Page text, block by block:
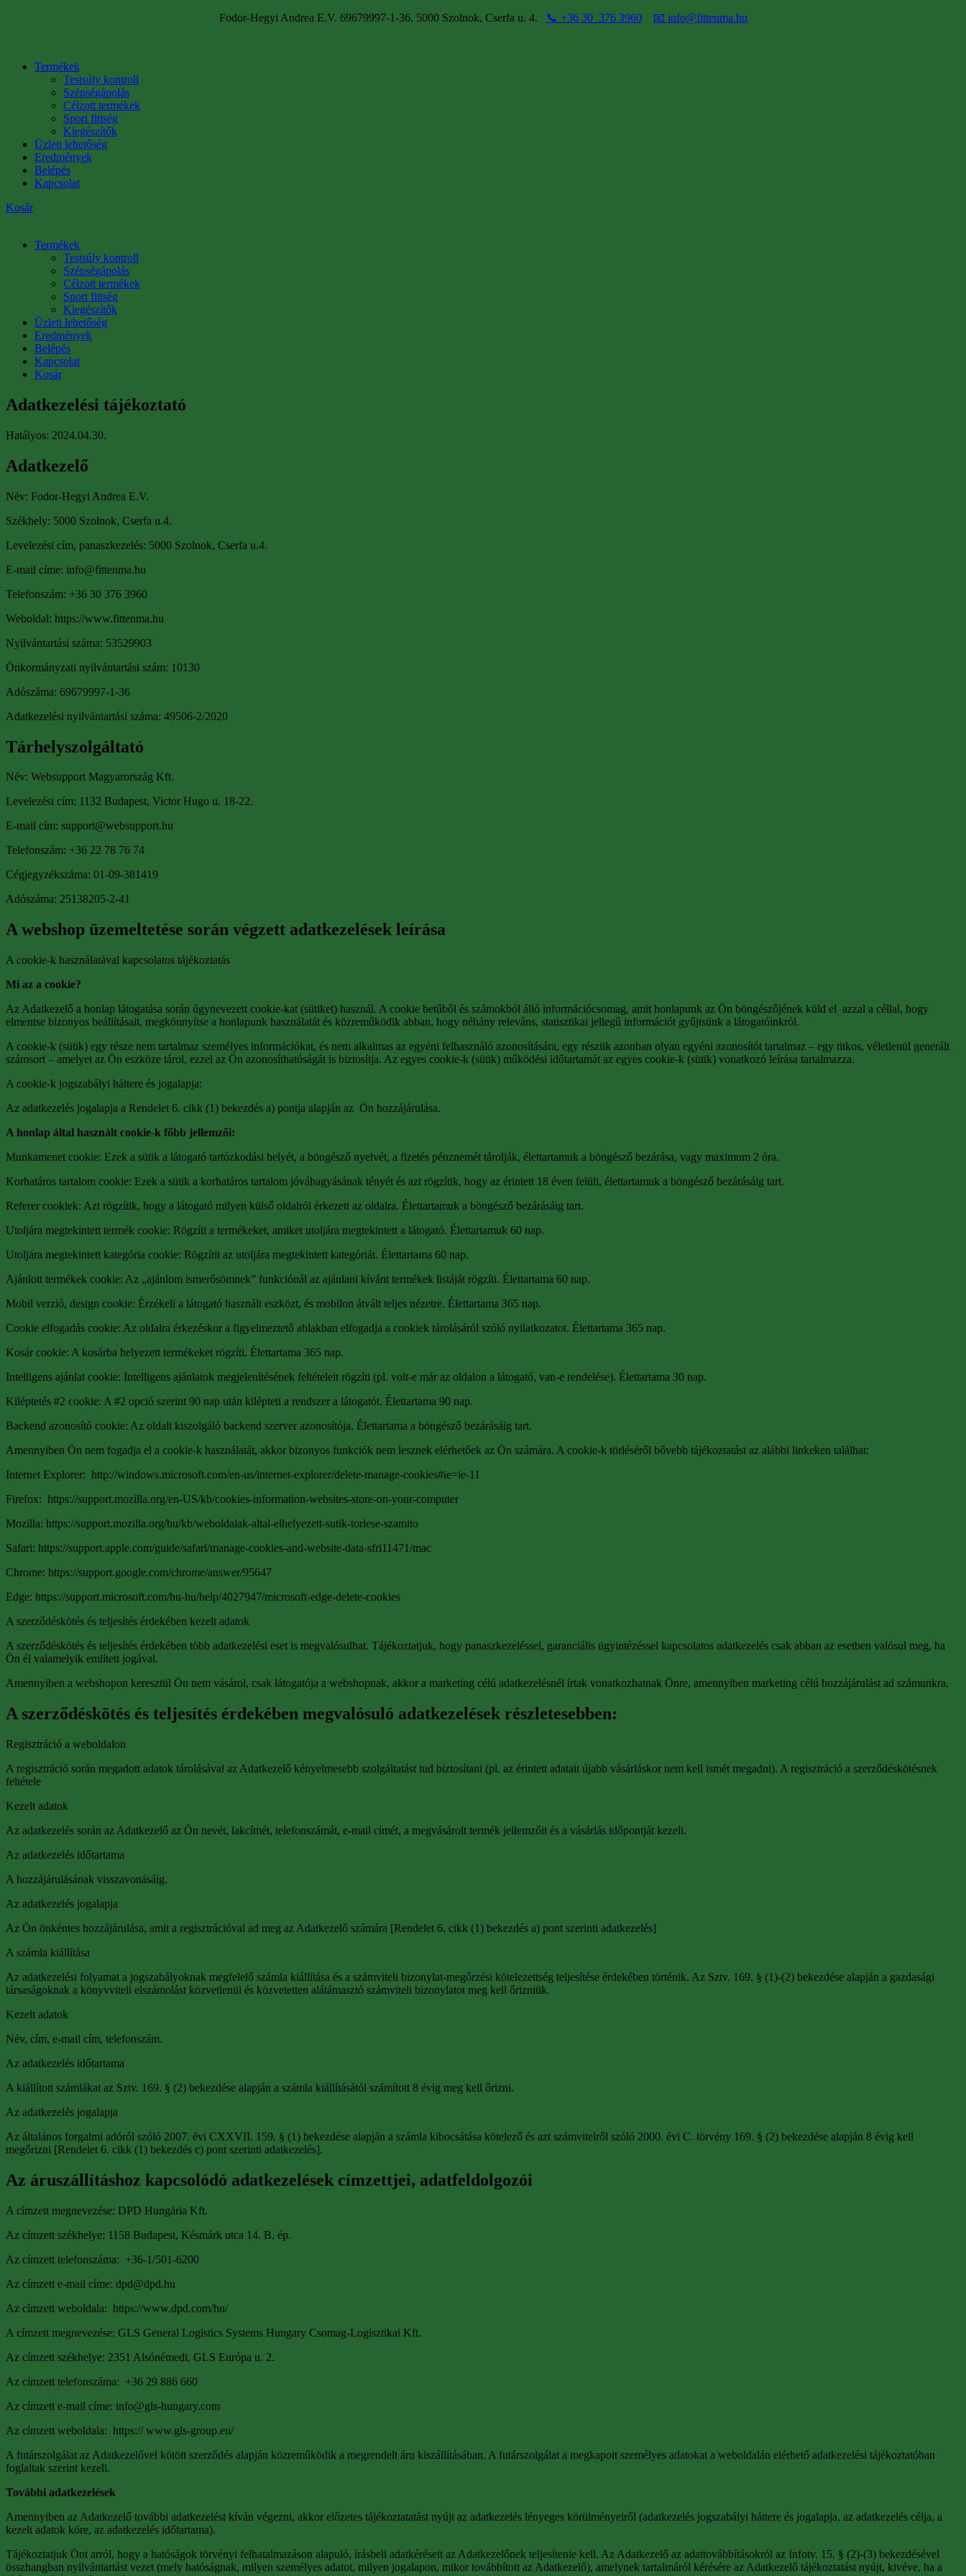
Fodor-Hegyi Andrea E.V. 69679997-1-36. 5000 Szolnok, Cserfa u. 4. 📞 +36 30 376 3960 📧 info@fittenma.hu
Termékek
Testsúly kontroll
Szépségápolás
Célzott termékek
Sport fittség
Kiegészítők
Üzleti lehetőség
Eredmények
Belépés
Kapcsolat
Kosár
Termékek
Testsúly kontroll
Szépségápolás
Célzott termékek
Sport fittség
Kiegészítők
Üzleti lehetőség
Eredmények
Belépés
Kapcsolat
Kosár
Adatkezelési tájékoztató
Hatályos: 2024.04.30.
Adatkezelő
Név: Fodor-Hegyi Andrea E.V.
Székhely: 5000 Szolnok, Cserfa u.4.
Levelezési cím, panaszkezelés: 5000 Szolnok, Cserfa u.4.
E-mail címe: info@fittenma.hu
Telefonszám: +36 30 376 3960
Weboldal: https://www.fittenma.hu
Nyilvántartási száma: 53529903
Önkormányzati nyilvántartási szám: 10130
Adószáma: 69679997-1-36
Adatkezelési nyilvántartási száma: 49506-2/2020
Tárhelyszolgáltató
Név: Websupport Magyarország Kft.
Levelezési cím: 1132 Budapest, Victor Hugo u. 18-22.
E-mail cím: support@websupport.hu
Telefonszám: +36 22 78 76 74
Cégjegyzékszáma: 01-09-381419
Adószáma: 25138205-2-41
A webshop üzemeltetése során végzett adatkezelések leírása
A cookie-k használatával kapcsolatos tájékoztatás
Mi az a cookie?
Az Adatkezelő a honlap látogatása során úgynevezett cookie-kat (sütiket) használ. A cookie betűből és számokból álló információcsomag, amit honlapunk az Ön böngészőjének küld el azzal a céllal, hogy
elmentse bizonyos beállításait, megkönnyítse a honlapunk használatát és közreműködik abban, hogy néhány releváns, statisztikai jellegű információt gyűjtsünk a látogatóinkról.
A cookie-k (sütik) egy része nem tartalmaz személyes információkat, és nem alkalmas az egyéni felhasználó azonosítására, egy részük azonban olyan egyéni azonosítót tartalmaz – egy titkos, véletlenül generált
számsort – amelyet az Ön eszköze tárol, ezzel az Ön azonosíthatóságát is biztosítja. Az egyes cookie-k (sütik) működési időtartamát az egyes cookie-k (sütik) vonatkozó leírása tartalmazza.
A cookie-k jogszabályi háttere és jogalapja:
Az adatkezelés jogalapja a Rendelet 6. cikk (1) bekezdés a) pontja alapján az Ön hozzájárulása.
A honlap által használt cookie-k főbb jellemzői:
Munkamenet cookie: Ezek a sütik a látogató tartózkodási helyét, a böngésző nyelvét, a fizetés pénznemét tárolják, élettartamuk a böngésző bezárása, vagy maximum 2 óra.
Korhatáros tartalom cookie: Ezek a sütik a korhatáros tartalom jóváhagyásának tényét és azt rögzítik, hogy az érintett 18 éven felüli, élettartamuk a böngésző bezárásáig tart.
Referer cookiek: Azt rögzítik, hogy a látogató milyen külső oldalról érkezett az oldalra. Élettartamuk a böngésző bezárásáig tart.
Utoljára megtekintett termék cookie: Rögzíti a termékeket, amiket utoljára megtekintett a látogató. Élettartamuk 60 nap.
Utoljára megtekintett kategória cookie: Rögzítit az utoljára megtekintett kategóriát. Élettartama 60 nap.
Ajánlott termékek cookie: Az „ajánlom ismerősömnek” funkciónál az ajánlani kívánt termékek listáját rögzíti. Élettartama 60 nap.
Mobil verzió, design cookie: Érzékeli a látogató használt eszközt, és mobilon átvált teljes nézetre. Élettartama 365 nap.
Cookie elfogadás cookie: Az oldalra érkezéskor a figyelmeztető ablakban elfogadja a cookiek tárolásáról szóló nyilatkozatot. Élettartama 365 nap.
Kosár cookie: A kosárba helyezett termékeket rögzíti. Élettartama 365 nap.
Intelligens ajánlat cookie: Intelligens ajánlatok megjelenítésének feltételeit rögzíti (pl. volt-e már az oldalon a látogató, van-e rendelése). Élettartama 30 nap.
Kiléptetés #2 cookie: A #2 opció szerint 90 nap után kilépteti a rendszer a látogatót. Élettartama 90 nap.
Backend azonosító cookie: Az oldalt kiszolgáló backend szerver azonosítója. Élettartama a böngésző bezárásáig tart.
Amennyiben Ön nem fogadja el a cookie-k használatát, akkor bizonyos funkciók nem lesznek elérhetőek az Ön számára. A cookie-k törléséről bővebb tájékoztatást az alábbi linkeken találhat:
Internet Explorer: http://windows.microsoft.com/en-us/internet-explorer/delete-manage-cookies#ie=ie-11
Firefox: https://support.mozilla.org/en-US/kb/cookies-information-websites-store-on-your-computer
Mozilla: https://support.mozilla.org/hu/kb/weboldalak-altal-elhelyezett-sutik-torlese-szamito
Safari: https://support.apple.com/guide/safari/manage-cookies-and-website-data-sfri11471/mac
Chrome: https://support.google.com/chrome/answer/95647
Edge: https://support.microsoft.com/hu-hu/help/4027947/microsoft-edge-delete-cookies
A szerződéskötés és teljesítés érdekében kezelt adatok
A szerződéskötés és teljesítés érdekében több adatkezelési eset is megvalósulhat. Tájékoztatjuk, hogy panaszkezeléssel, garanciális ügyintézéssel kapcsolatos adatkezelés csak abban az esetben valósul meg, ha
Ön él valamelyik említett jogával.
Amennyiben a webshopon keresztül Ön nem vásárol, csak látogatója a webshopnak, akkor a marketing célú adatkezelésnél írtak vonatkozhatnak Önre, amennyiben marketing célú hozzájárulást ad számunkra.
A szerződéskötés és teljesítés érdekében megvalósuló adatkezelések részletesebben:
Regisztráció a weboldalon
A regisztráció során megadott adatok tárolásával az Adatkezelő kényelmesebb szolgáltatást tud biztosítani (pl. az érintett adatait újabb vásárláskor nem kell ismét megadni). A regisztráció a szerződéskötésnek
feltétele
Kezelt adatok
Az adatkezelés során az Adatkezelő az Ön nevét, lakcímét, telefonszámát, e-mail címét, a megvásárolt termék jellemzőit és a vásárlás időpontját kezeli.
Az adatkezelés időtartama
A hozzájárulásának visszavonásáig.
Az adatkezelés jogalapja
Az Ön önkéntes hozzájárulása, amit a regisztrációval ad meg az Adatkezelő számára [Rendelet 6. cikk (1) bekezdés a) pont szerinti adatkezelés]
A számla kiállítása
Az adatkezelési folyamat a jogszabályoknak megfelelő számla kiállítása és a számviteli bizonylat-megőrzési kötelezettség teljesítése érdekében történik. Az Sztv. 169. § (1)-(2) bekezdése alapján a gazdasági
társaságoknak a könyvviteli elszámolást közvetlenül és közvetetten alátámasztó számviteli bizonylatot meg kell őrizniük.
Kezelt adatok
Név, cím, e-mail cím, telefonszám.
Az adatkezelés időtartama
A kiállított számlákat az Sztv. 169. § (2) bekezdése alapján a számla kiállításától számított 8 évig meg kell őrizni.
Az adatkezelés jogalapja
Az általános forgalmi adóról szóló 2007. évi CXXVII. 159. § (1) bekezdése alapján a számla kibocsátása kötelező és azt számvitelről szóló 2000. évi C. törvény 169. § (2) bekezdése alapján 8 évig kell
megőrizni [Rendelet 6. cikk (1) bekezdés c) pont szerinti adatkezelés].
Az áruszállításhoz kapcsolódó adatkezelések címzettjei, adatfeldolgozói
A címzett megnevezése: DPD Hungária Kft.
Az címzett székhelye: 1158 Budapest, Késmárk utca 14. B. ép.
Az címzett telefonszáma: +36-1/501-6200
Az címzett e-mail címe: dpd@dpd.hu
Az címzett weboldala: https://www.dpd.com/hu/
A címzett megnevezése: GLS General Logistics Systems Hungary Csomag-Logisztikai Kft.
Az címzett székhelye: 2351 Alsónémedi, GLS Európa u. 2.
Az címzett telefonszáma: +36 29 886 660
Az címzett e-mail címe: info@gls-hungary.com
Az címzett weboldala: https:// www.gls-group.eu/
A futárszolgálat az Adatkezelővel kötött szerződés alapján közreműködik a megrendelt áru kiszállításában. A futárszolgálat a megkapott személyes adatokat a weboldalán elérhető adatkezelési tájékoztatóban
foglaltak szerint kezeli.
További adatkezelések
Amennyiben az Adatkezelő további adatkezelést kíván végezni, akkor előzetes tájékoztatatást nyújt az adatkezelés lényeges körülményeiről (adatkezelés jogszabályi háttere és jogalapja, az adatkezelés célja, a
kezelt adatok köre, az adatkezelés időtartama).
Tájékoztatjuk Önt arról, hogy a hatóságok törvényi felhatalmazáson alapuló, írásbeli adatkéréseit az Adatkezelőnek teljesítenie kell. Az Adatkezelő az adattovábbításokról az Infotv. 15. § (2)-(3) bekezdésével
összhangban nyilvántartást vezet (mely hatóságnak, milyen személyes adatot, milyen jogalapon, mikor továbbított az Adatkezelő), amelynek tartalmáról kérésére az Adatkezelő tájékoztatást nyújt, kivéve, ha a